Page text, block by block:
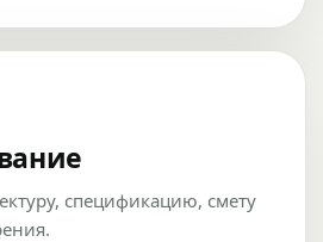
спецификацию, смету